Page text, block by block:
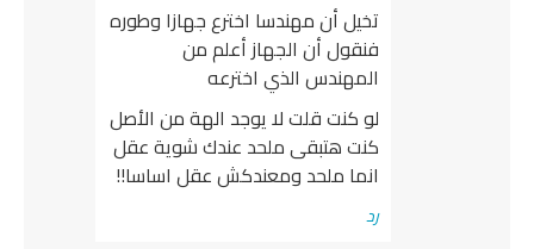
تخيل أن مهندسا اخترع جهازا وطوره
فنقول أن الجهاز أعلم من
المهندس الذي اخترعه
لو كنت قلت لا يوجد الهة من الأصل
كنت هتبقى ملحد عندك شوية عقل
انما ملحد ومعندكش عقل اساسا!!
رد